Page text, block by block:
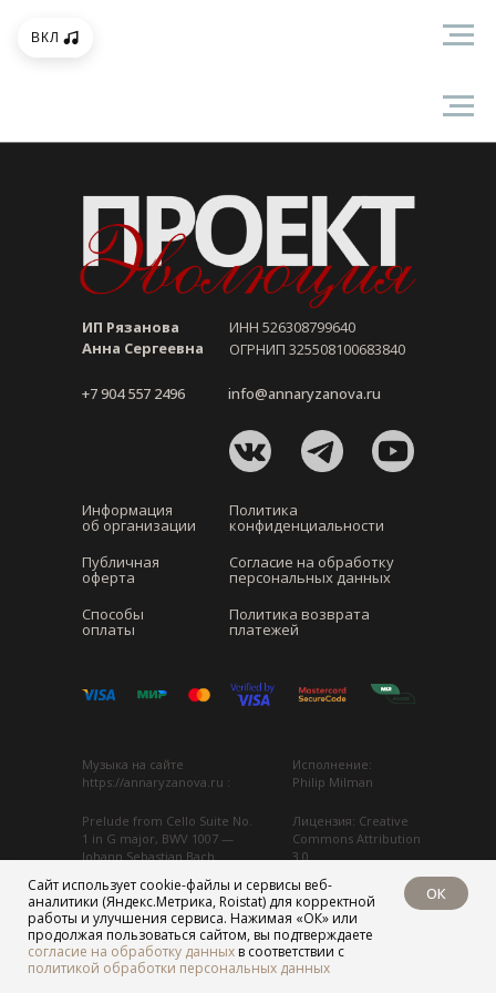
Сайт использует cookie-файлы и сервисы веб-
аналитики (Яндекс.Метрика, Roistat) для корректной
работы и улучшения сервиса. Нажимая «ОК» или
продолжая пользоваться сайтом, вы подтверждаете
согласие на обработку данных в соответствии с
политикой обработки персональных данных
ОК
Политика
конфиденциальности
Согласие на обработку
персональных данных
Политика возврата
платежей
Информация
об организации
Публичная
оферта
Способы
оплаты
ИП Рязанова
Анна Сергеевна
ИНН 526308799640
Музыка на сайте
https://annaryzanova.ru :
Исполнение:
Philip Milman
Аудио адаптировано
для фонового
воспроизведения
Источник:
https://commons.wikimedia.org...
Лицензия: Creative
Commons Attribution
3.0
Prelude from Cello Suite No.
1 in G major, BWV 1007 —
Johann Sebastian Bach
ОГРНИП 325508100683840
+7 904 557 2496 info@annaryzanova.ru
ВКЛ